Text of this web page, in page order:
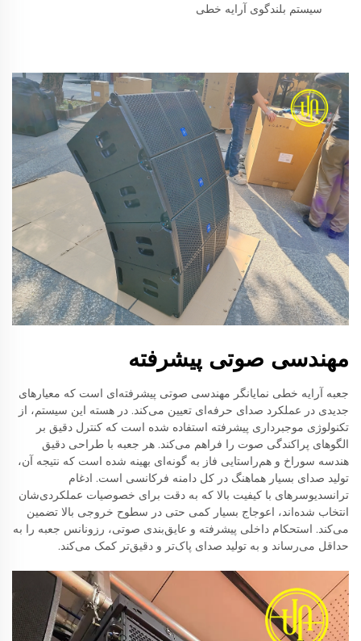
سیستم بلندگوی آرایه خطی
مهندسی صوتی پیشرفته
جعبه آرایه خطی نمایانگر مهندسی صوتی پیشرفته‌ای است که معیارهای
جدیدی در عملکرد صدای حرفه‌ای تعیین می‌کند. در هسته این سیستم، از
تکنولوژی موجبرداری پیشرفته استفاده شده است که کنترل دقیق بر
الگوهای پراکندگی صوت را فراهم می‌کند. هر جعبه با طراحی دقیق
هندسه سوراخ و هم‌راستایی فاز به گونه‌ای بهینه شده است که نتیجه آن،
تولید صدای بسیار هماهنگ در کل دامنه فرکانسی است. ادغام
ترانسدیوسرهای با کیفیت بالا که به دقت برای خصوصیات عملکردی‌شان
انتخاب شده‌اند، اعوجاج بسیار کمی حتی در سطوح خروجی بالا تضمین
می‌کند. استحکام داخلی پیشرفته و عایق‌بندی صوتی، رزونانس جعبه را به
حداقل می‌رساند و به تولید صدای پاک‌تر و دقیق‌تر کمک می‌کند.